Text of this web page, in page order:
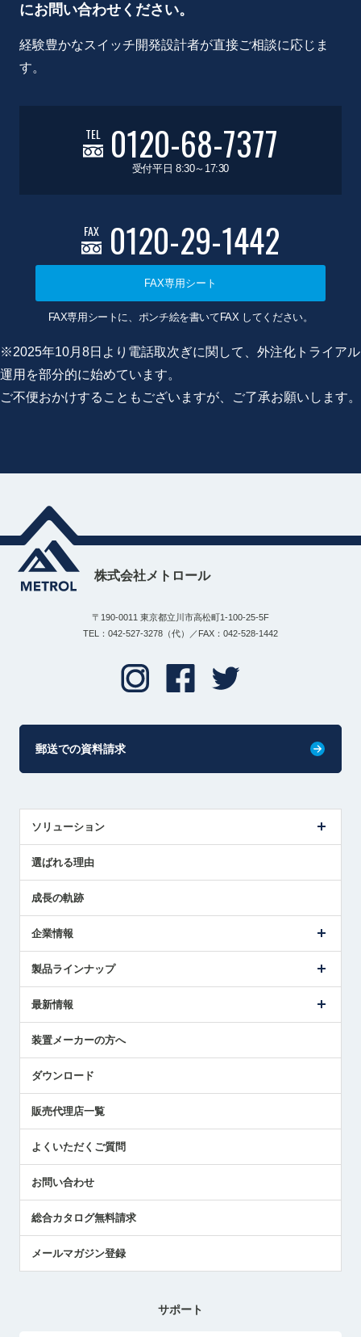
にお問い合わせください。
経験豊かなスイッチ開発設計者が直接ご相談に応じま
す。
TEL 0120-68-7377
受付平日 8:30～17:30
FAX 0120-29-1442
FAX専用シート
FAX専用シートに、ポンチ絵を書いてFAX してください。
※2025年10月8日より電話取次ぎに関して、外注化トライアル
運用を部分的に始めています。
ご不便おかけすることもございますが、ご了承お願いします。
株式会社メトロール
〒190-0011 東京都立川市高松町1-100-25-5F
TEL：042-527-3278（代）／FAX：042-528-1442
郵送での資料請求
ソリューション
解決策提案
選ばれる理由
成長の軌跡
企業情報
ごあいさつ
受賞履歴
採用情報
国/地域/言語
製品ラインナップ
ツールセッタ製品
エアマイクロセンサ製品
最新情報
メトロールの技術
社員ブログ
中小企業のBCP地震対策
センサのテクニカルガイド
社長ブログ
装置メーカーの方へ
ダウンロード
販売代理店一覧
よくいただくご質問
お問い合わせ
総合カタログ無料請求
メールマガジン登録
サポート